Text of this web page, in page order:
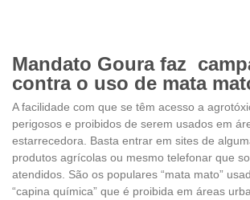
Mandato Goura faz
contra o uso de mata
A facilidade com que se têm acesso a
perigosos e proibidos de serem usados em
estarrecedora. Basta entrar em sites de
produtos agrícolas ou mesmo telefonar que
atendidos. São os populares “mata mato”
“capina química” que é proibida em áreas